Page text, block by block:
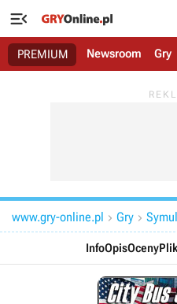

PREMIUM Newsroom Gry
www.gry-online.pl  Gry 
InfoOpisOceny